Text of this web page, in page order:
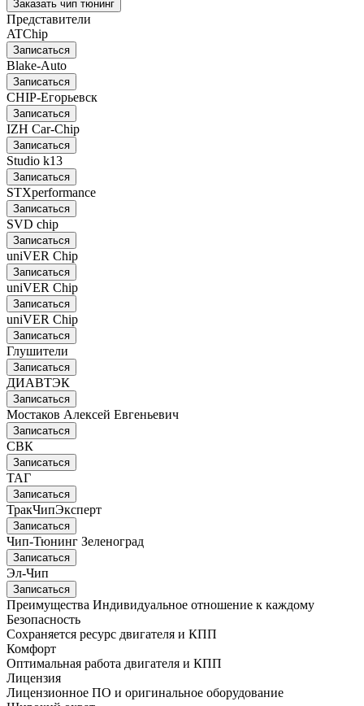
Заказать чип тюнинг
Представители
ATChip
Записаться
Blake-Auto
Записаться
CHIP-Егорьевск
Записаться
IZH Car-Chip
Записаться
Studio k13
Записаться
STXperformance
Записаться
SVD chip
Записаться
uniVER Chip
Записаться
uniVER Chip
Записаться
uniVER Chip
Записаться
Глушители
Записаться
ДИАВТЭК
Записаться
Мостаков Алексей Евгеньевич
Записаться
СВК
Записаться
ТАГ
Записаться
ТракЧипЭксперт
Записаться
Чип-Тюнинг Зеленоград
Записаться
Эл-Чип
Записаться
Преимущества Индивидуальное отношение к каждому
Безопасность
Сохраняется ресурс двигателя и КПП
Комфорт
Оптимальная работа двигателя и КПП
Лицензия
Лицензионное ПО и оригинальное оборудование